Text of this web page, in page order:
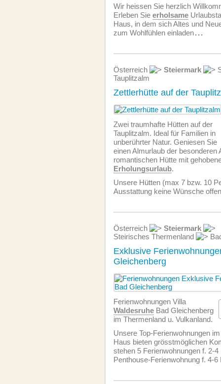
Wir heissen Sie herzlich
Erleben Sie erholsame
Haus, in dem sich Altes und
zum Wohlfühlen einladen...
Österreich Steiermark
Tauplitzalm
Zettlerhütte auf der
Zwei traumhafte Hütten auf der
Tauplitzalm. Ideal für Familien in
unberührter Natur. Geniesen Sie
einen Almurlaub der besonderen
romantischen Hütte mit
Erholungsurlaub.
Unsere Hütten (max 7 bzw. 10
Ausstattung keine Wünsche
Österreich
Steiermark
Steirisches Thermenland
Exklusive
Gleichenberg
Ferien­wohnungen Villa
Waldesruhe Bad Gleichenberg
im Thermenland u. Vulkanland.
Unsere Top-Ferien­wohnungen
Haus bieten grösstmöglichen
stehen 5 Ferien­wohnungen f. 2-4
Penthouse-Ferien­wohnung f. 4-6